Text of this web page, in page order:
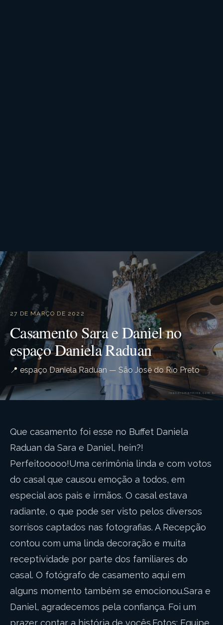
27 DE MARÇO DE 2022
Casamento Sara e Daniel no
espaço Daniela Raduan
📍 espaço Daniela Raduan — São José do Rio Preto
Que casamento foi esse no Buffet Daniela
Raduan da Sara e Daniel, hein?!
Perfeitooooo!Uma cerimônia linda e com votos
do casal que causou emoção a todos, em
especial aos pais e irmãos. O casal estava
radiante, o que pode ser visto pelos diversos
sorrisos captados nas fotografias. A Recepção
contou com uma linda decoração e muita
receptividade por parte dos familiares do
casal. O fotógrafo de casamento aqui em
alguns momento também se emocionou.Sara e
Daniel, agradecemos pela confiança. Foi um
prazer contar a história de vocês.Fotos: Equipe